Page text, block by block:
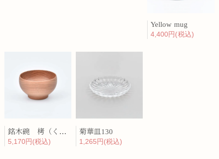
Yellow mug
4,400円(税込)
銘木碗 栲（くるみ）
5,170円(税込)
菊華皿130
1,265円(税込)